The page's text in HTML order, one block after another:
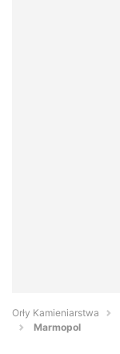
Orły Kamieniarstwa
Marmopol